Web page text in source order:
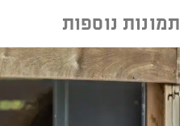
תמונות נוספות